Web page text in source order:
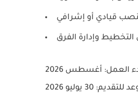
العمل:
للتقديم: